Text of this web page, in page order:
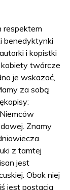
respektem
benedyktynki
i kopistki
twórcze
je wskazać,
za sobą
Znamy
z tamtej
jest
Obok niej
jest postacią